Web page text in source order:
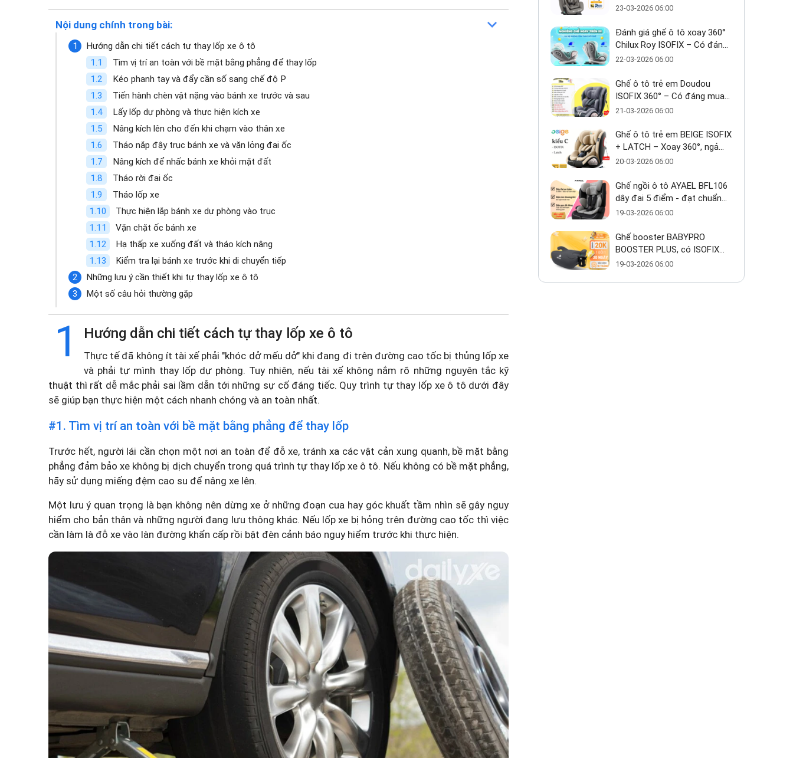
Nội dung chính trong bài:
Hướng dẫn chi tiết cách tự thay lốp xe ô tô
Tìm vị trí an toàn với bề mặt bằng phẳng để thay lốp
Kéo phanh tay và đẩy cần số sang chế độ P
Tiến hành chèn vật nặng vào bánh xe trước và sau
Lấy lốp dự phòng và thực hiện kích xe
Nâng kích lên cho đến khi chạm vào thân xe
Tháo nắp đậy trục bánh xe và vặn lỏng đai ốc
Nâng kích để nhấc bánh xe khỏi mặt đất
Tháo rời đai ốc
Tháo lốp xe
Thực hiện lắp bánh xe dự phòng vào trục
Vặn chặt ốc bánh xe
Hạ thấp xe xuống đất và tháo kích nâng
Kiểm tra lại bánh xe trước khi di chuyển tiếp
Những lưu ý cần thiết khi tự thay lốp xe ô tô
Một số câu hỏi thường gặp
1 Hướng dẫn chi tiết cách tự thay lốp xe ô tô
Thực tế đã không ít tài xế phải "khóc dở mếu dở" khi đang đi trên đường cao tốc bị thủng lốp xe
và phải tự mình thay lốp dự phòng. Tuy nhiên, nếu tài xế không nắm rõ những nguyên tắc kỹ
thuật thì rất dễ mắc phải sai lầm dẫn tới những sự cố đáng tiếc. Quy trình tự thay lốp xe ô tô dưới đây
sẽ giúp bạn thực hiện một cách nhanh chóng và an toàn nhất.
#1. Tìm vị trí an toàn với bề mặt bằng phẳng để thay lốp
Trước hết, người lái cần chọn một nơi an toàn để đỗ xe, tránh xa các vật cản xung quanh, bề mặt bằng
phẳng đảm bảo xe không bị dịch chuyển trong quá trình tự thay lốp xe ô tô. Nếu không có bề mặt phẳng,
hãy sử dụng miếng đệm cao su để nâng xe lên.
Một lưu ý quan trọng là bạn không nên dừng xe ở những đoạn cua hay góc khuất tầm nhìn sẽ gây nguy
hiểm cho bản thân và những người đang lưu thông khác. Nếu lốp xe bị hỏng trên đường cao tốc thì việc
cần làm là đỗ xe vào làn đường khẩn cấp rồi bật đèn cảnh báo nguy hiểm trước khi thực hiện.
Ưu và nhược điểm - Có đáng
23-03-2026 06:00
Đánh giá ghế ô tô xoay 360°
Chilux Roy ISOFIX – Có đáng
mua trong tầm giá ~3 triệu
22-03-2026 06:00
Ghế ô tô trẻ em Doudou
ISOFIX 360° – Có đáng mua
trong tầm giá 2 triệu?
21-03-2026 06:00
Ghế ô tô trẻ em BEIGE ISOFIX
+ LATCH – Xoay 360°, ngả
170°, giải pháp an toàn linh
20-03-2026 06:00
Ghế ngồi ô tô AYAEL BFL106
dây đai 5 điểm - đạt chuẩn
ECE R129 cho bé từ 1–10 tuổi
19-03-2026 06:00
Ghế booster BABYPRO
BOOSTER PLUS, có ISOFIX
giá ~800k có thực sự đáng
19-03-2026 06:00